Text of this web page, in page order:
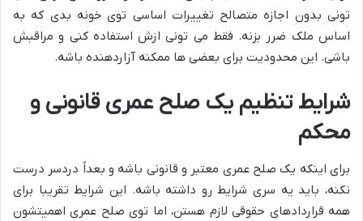
تونی بدون اجازه متصالح تغییرات اساسی توی خونه بدی که به
اساس ملک ضرر بزنه. فقط می تونی ازش استفاده کنی و مراقبش
باشی. این محدودیت برای بعضی ها ممکنه آزاردهنده باشه.
شرایط تنظیم یک صلح عمری قانونی و
محکم
برای اینکه یک صلح عمری معتبر و قانونی باشه و بعداً دردسر درست
نکنه، باید یه سری شرایط رو داشته باشه. این شرایط تقریبا برای
همه قراردادهای حقوقی لازم هستن، اما توی صلح عمری اهمیتشون